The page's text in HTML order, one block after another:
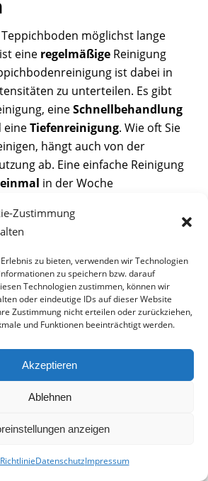
Zustimmung
zu bieten, verwenden wir Technologien
zu speichern bzw. darauf
Technologien zustimmen, können wir
oder eindeutige IDs auf dieser Website
Zustimmung nicht erteilen oder zurückziehen,
und Funktionen beeinträchtigt werden.
Akzeptieren
Ablehnen
anzeigen
DatenschutzImpressum
möglichst lange
eine regelmäßigeReinigung
ist dabei in
zu unterteilen. Es gibt
eineSchnellbehandlung
eineTiefenreinigung. Wie oft Sie
hängt auch von der
ab. Eine einfache Reinigung
einmal in der Woche
Staubsauger. Nutzen Sie
dann ist eine tägliche
sinnvoll.
für die oberflächliche Reinigung